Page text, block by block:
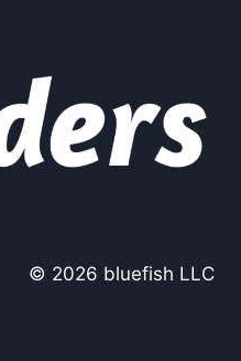
© 2026 bluefish LLC